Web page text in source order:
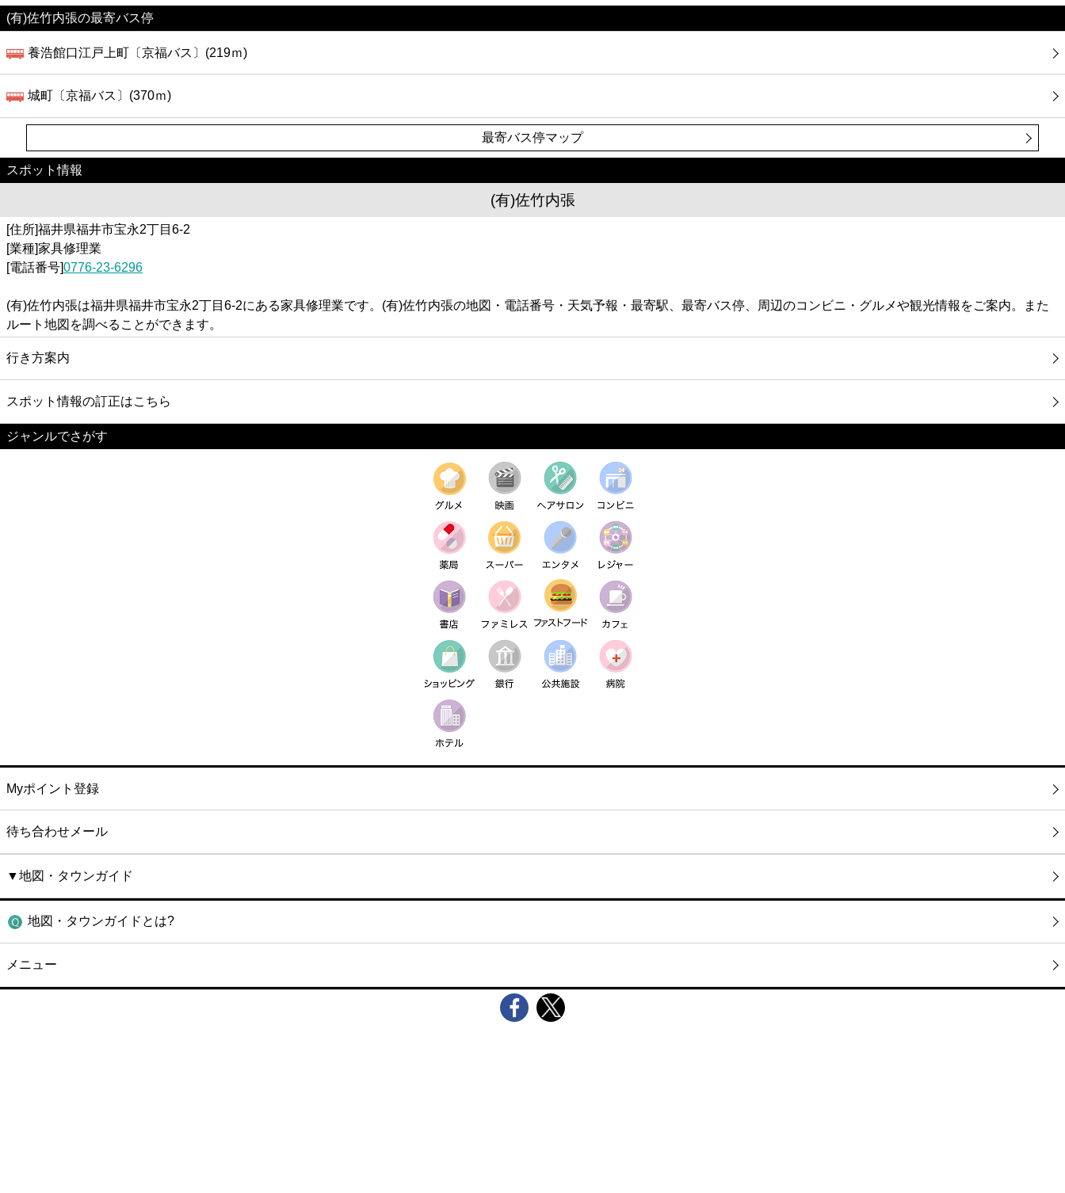
(有)佐竹内張の最寄バス停
養浩館口江戸上町〔京福バス〕(219ｍ)
城町〔京福バス〕(370ｍ)
最寄バス停マップ
スポット情報
(有)佐竹内張
[住所]福井県福井市宝永2丁目6-2
[業種]家具修理業
[電話番号]0776-23-6296
(有)佐竹内張は福井県福井市宝永2丁目6-2にある家具修理業です。(有)佐竹内張の地図・電話番号・天気予報・最寄駅、最寄バス停、周辺のコンビニ・グルメや観光情報をご案内。また
ルート地図を調べることができます。
行き方案内
スポット情報の訂正はこちら
ジャンルでさがす
Myポイント登録
待ち合わせメール
▼地図・タウンガイド
地図・タウンガイドとは?
メニュー